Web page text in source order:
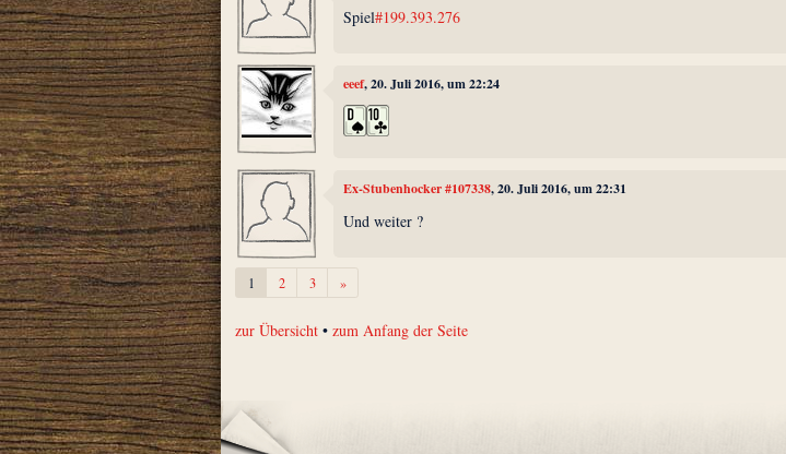
Spiel#199.393.276
eeef, 20. Juli 2016, um 22:24
Ex-Stubenhocker #107338, 20. Juli 2016, um 22:31
Und weiter ?
1 2 3 »Weiter
zur Übersicht •zum Anfang der Seite